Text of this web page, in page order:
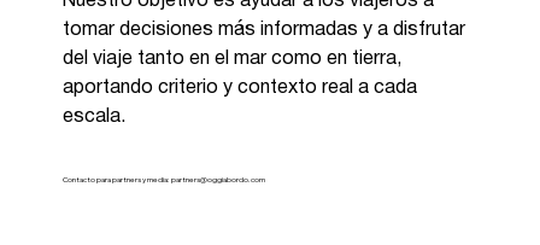
tomar decisiones más informadas y a disfrutar
del viaje tanto en el mar como en tierra,
aportando criterio y contexto real a cada
escala.
Contacto para partners y media:partners@oggiabordo.com